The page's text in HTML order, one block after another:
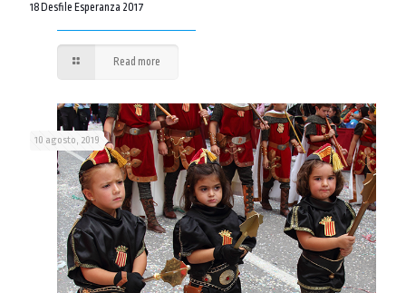
18 Desfile Esperanza 2017
Read more
10 agosto, 2019